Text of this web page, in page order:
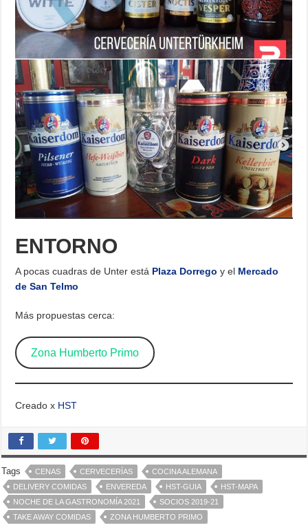
ENTORNO
A pocas cuadras de Unter está Plaza Dorrego y el Mercado
de San Telmo
Más propuestas cerca:
Zona Humberto Primo
Creado x HST
Tags CENAS CERVECERÍAS
COCINA ALEMANA
DELIVERY COMIDAS
ENVEREDA HST-GUIA
HST-MAPA
NOCHE DE LA GASTRONOMÍA 2021
SOCIOS 2019-21
TAKE AWAY COMIDAS
ZONA HUMBERTO PRIMO